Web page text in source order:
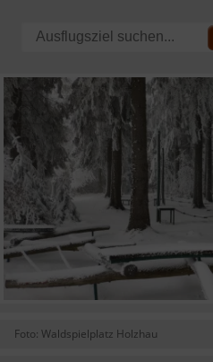
Foto: Waldspielplatz Holzhau